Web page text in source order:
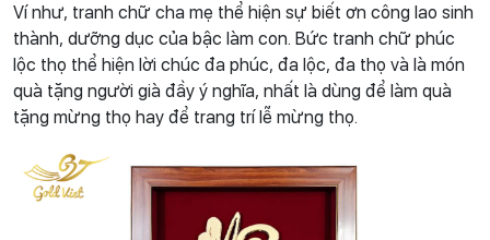
Ví như, tranh chữ cha mẹ thể hiện sự biết ơn công lao sinh
thành, dưỡng dục của bậc làm con. Bức tranh chữ phúc
lộc thọ thể hiện lời chúc đa phúc, đa lộc, đa thọ và là món
quà tặng người già đầy ý nghĩa, nhất là dùng để làm quà
tặng mừng thọ hay để trang trí lễ mừng thọ.